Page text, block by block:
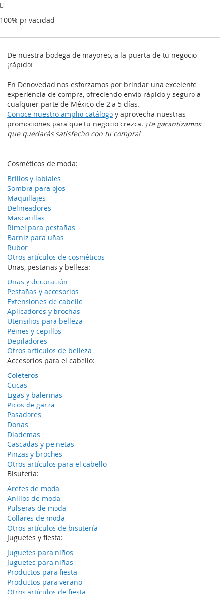
100% privacidad
De nuestra bodega de mayoreo, a la puerta de tu negocio
¡rápido!
En Denovedad nos esforzamos por brindar una excelente
experiencia de compra, ofreciendo envío rápido y seguro a
cualquier parte de México de 2 a 5 días.
Conoce nuestro amplio catálogo y aprovecha nuestras
promociones para que tu negocio crezca. ¡Te garantizamos
que quedarás satisfecho con tu compra!
Cosméticos de moda:
Brillos y labiales
Sombra para ojos
Maquillajes
Delineadores
Mascarillas
Rímel para pestañas
Barniz para uñas
Rubor
Otros artículos de cosméticos
Uñas, pestañas y belleza:
Uñas y decoración
Pestañas y accesorios
Extensiones de cabello
Aplicadores y brochas
Utensilios para belleza
Peines y cepillos
Depiladores
Otros artículos de belleza
Accesorios para el cabello:
Coleteros
Cucas
Ligas y balerinas
Picos de garza
Pasadores
Donas
Diademas
Cascadas y peinetas
Pinzas y broches
Otros artículos para el cabello
Bisutería:
Aretes de moda
Anillos de moda
Pulseras de moda
Collares de moda
Otros artículos de bisutería
Juguetes y fiesta:
Juguetes para niños
Juguetes para niñas
Productos para fiesta
Productos para verano
Otros artículos de fiesta